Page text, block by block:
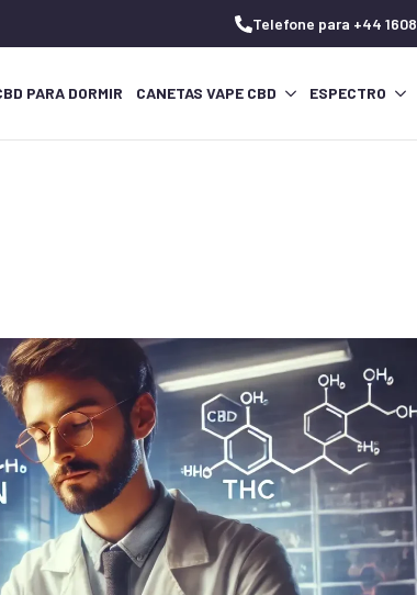
Telefone para +44
PARA DORMIR CANETAS VAPE CBD ESPECTRO